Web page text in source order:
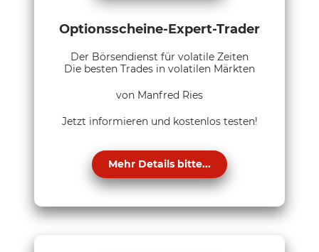
Optionsscheine-Expert-Trader
Der Börsendienst für volatile Zeiten
Die besten Trades in volatilen Märkten
von Manfred Ries
Jetzt informieren und kostenlos testen!
Mehr Details bitte...